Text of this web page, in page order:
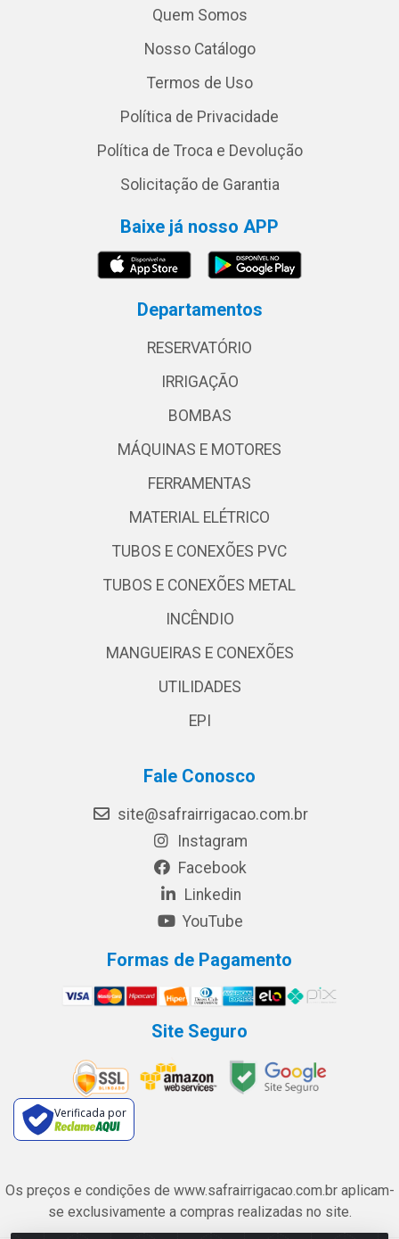
Quem Somos
Nosso Catálogo
Termos de Uso
Política de Privacidade
Política de Troca e Devolução
Solicitação de Garantia
Baixe já nosso APP
Departamentos
RESERVATÓRIO
IRRIGAÇÃO
BOMBAS
MÁQUINAS E MOTORES
FERRAMENTAS
MATERIAL ELÉTRICO
TUBOS E CONEXÕES PVC
TUBOS E CONEXÕES METAL
INCÊNDIO
MANGUEIRAS E CONEXÕES
UTILIDADES
EPI
Fale Conosco
site@safrairrigacao.com.br
Instagram
Facebook
Linkedin
YouTube
Formas de Pagamento
Site Seguro
Verificada por
Os preços e condições de www.safrairrigacao.com.br aplicam-
se exclusivamente a compras realizadas no site.